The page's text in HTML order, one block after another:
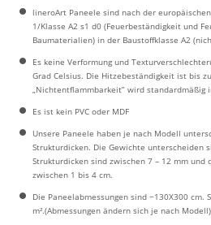
lineroArt Paneele sind nach der
1/Klasse A2 s1 d0 (Feuerbeständigkeit und
Baumaterialien) in der Baustoffklasse A2
Es keine Verformung und
Grad Celsius. Die Hitzebeständigkeit ist bis
„Nichtentflammbarkeit” wird
Es ist kein PVC oder MDF
Unsere Paneele haben je nach Modell
Strukturdicken. Die Gewichte unterscheiden
Strukturdicken sind zwischen 7 – 12 mm und
zwischen 1 bis 4 cm.
Die Paneelabmessungen sind ~130X300 cm.
m².(Abmessungen ändern sich je nach Modell)